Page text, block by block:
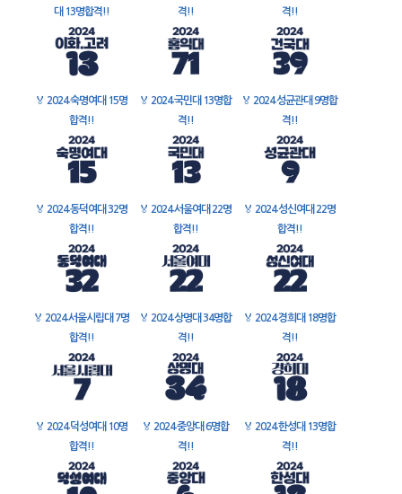
대 13명합격!!
격!!
격!!
🏅 2024 숙명여대 15명
합격!!
🏅 2024 국민대 13명합
격!!
🏅 2024 성균관대 9명합
격!!
🏅 2024 동덕여대 32명
합격!!
🏅 2024 서울여대 22명
합격!!
🏅 2024 성신여대 22명
합격!!
🏅 2024 서울시립대 7명
합격!!
🏅 2024 상명대 34명합
격!!
🏅 2024 경희대 18명합
격!!
🏅 2024 덕성여대 10명
합격!!
🏅 2024 중앙대 6명합
격!!
🏅 2024 한성대 13명합
격!!